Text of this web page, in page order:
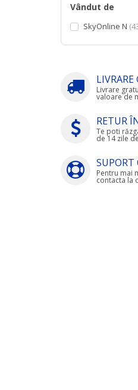
Vândut de
SkyOnline N
Livrare
valoare de
RETUR
Te poti
de 14 zile
Pentru mai
contacta la